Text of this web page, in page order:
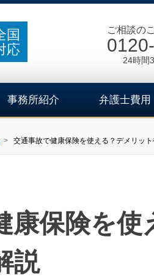
国
応
ご相談の
24時間
事務所紹介 弁護士費用
交通事故で健康保険を使える？デメリッ
康保険を使
説